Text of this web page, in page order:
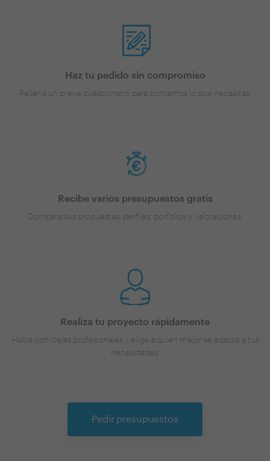
Haz tu pedido sin compromiso
Rellena un breve cuestionario para contarnos lo que necesitas.
Recibe varios presupuestos gratis
Compara sus propuestas, perfiles, porfolios y valoraciones.
Realiza tu proyecto rápidamente
Habla con los/as profesionales y elige a quien mejor se adapte a tus
necesidades.
Pedir presupuestos